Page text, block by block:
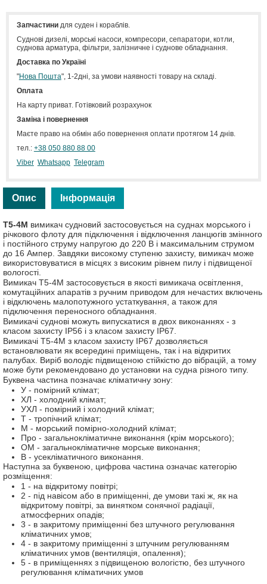
Запчастинидля суден і кораблів.
Cуднові дизелі, морські насоси, компресори, сепаратори, котли,
суднова арматура, фільтри, залізничне і суднове обладнання.
Доставка по Україні
"Нова Пошта", 1-2дні, за умови наявності товару на складі.
Оплата
На карту приват. Готівковий розрахунок
Заміна і повернення
Маєте право на обмін або повернення оплати протягом 14 днів.
тел.: +38 050 880 88 00
Viber Whatsapp Telegram
Опис Інформація
Т5-4М вимикач судновий застосовується на суднах морського і
річкового флоту для підключення і відключення ланцюгів змінного
і постійного струму напругою до 220 В і максимальним струмом
до 16 Ампер. Завдяки високому ступеню захисту, вимикач може
використовуватися в місцях з високим рівнем пилу і підвищеної
вологості.
Вимикач Т5-4М застосовується в якості вимикача освітлення,
комутаційних апаратів з ручним приводом для нечастих включень
і відключень малопотужного устаткування, а також для
підключення переносного обладнання.
Вимикачі суднові можуть випускатися в двох виконаннях - з
класом захисту IP56 і з класом захисту IP67.
Вимикачі Т5-4М з класом захисту IP67 дозволяється
встановлювати як всередині приміщень, так і на відкритих
палубах. Виріб володіє підвищеною стійкістю до вібрацій, а тому
може бути рекомендовано до установки на судна різного типу.
Буквена частина позначає кліматичну зону:
У - помірний клімат;
ХЛ - холодний клімат;
УХЛ - помірний і холодний клімат;
Т - тропічний клімат;
М - морський помірно-холодний клімат;
Про - загальнокліматичне виконання (крім морського);
ОМ - загальнокліматичне морське виконання;
В - усекліматичного виконання.
Наступна за буквеною, цифрова частина означає категорію
розміщення:
1 - на відкритому повітрі;
2 - під навісом або в приміщенні, де умови такі ж, як на
відкритому повітрі, за винятком сонячної радіації,
атмосферних опадів;
3 - в закритому приміщенні без штучного регулювання
кліматичних умов;
4 - в закритому приміщенні з штучним регулюванням
кліматичних умов (вентиляція, опалення);
5 - в приміщеннях з підвищеною вологістю, без штучного
регулювання кліматичних умов